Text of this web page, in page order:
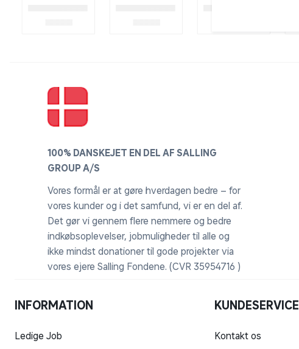
100% DANSKEJET EN DEL AF SALLING
GROUP A/S
Vores formål er at gøre hverdagen bedre – for
vores kunder og i det samfund, vi er en del af.
Det gør vi gennem flere nemmere og bedre
indkøbsoplevelser, jobmuligheder til alle og
ikke mindst donationer til gode projekter via
vores ejere Salling Fondene. (CVR 35954716 )
INFORMATION
Ledige Job
KUNDESERVICE
Kontakt os